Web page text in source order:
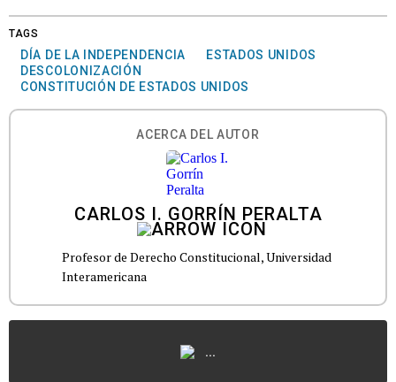
TAGS
DÍA DE LA INDEPENDENCIA
ESTADOS UNIDOS
DESCOLONIZACIÓN
CONSTITUCIÓN DE ESTADOS UNIDOS
ACERCA DEL AUTOR
CARLOS I. GORRÍN PERALTA
Profesor de Derecho Constitucional, Universidad
Interamericana
...